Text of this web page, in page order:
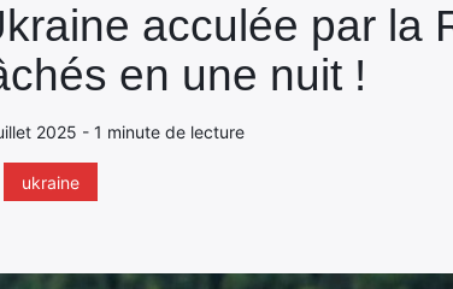
acculée par la
en une nuit !
2025 - 1 minute de lecture
ukraine